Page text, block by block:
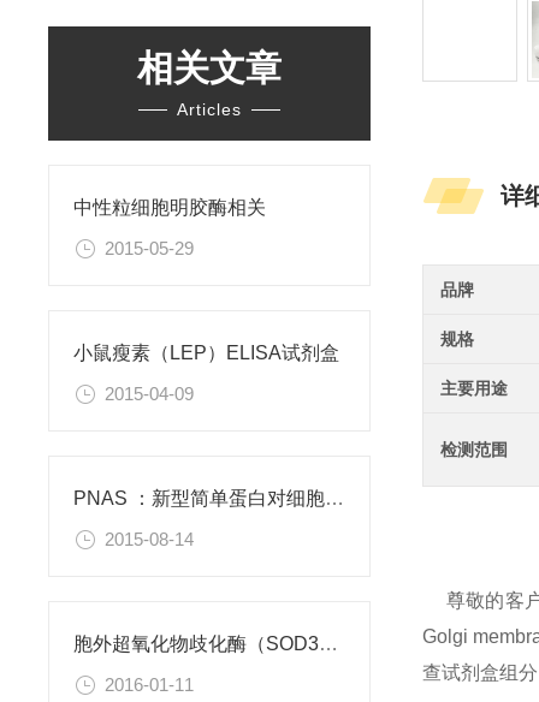
相关文章
Articles
中性粒细胞明胶酶相关
2015-05-29
小鼠瘦素（LEP）ELISA试剂盒
2015-04-09
PNAS ：新型简单蛋白对细胞功能有积极作用
2015-08-14
胞外超氧化物歧化酶（SOD3）重组蛋白
2016-01-11
详
品牌
规格
主要用途
检测范围
尊敬的客
Golgi
查试剂盒组